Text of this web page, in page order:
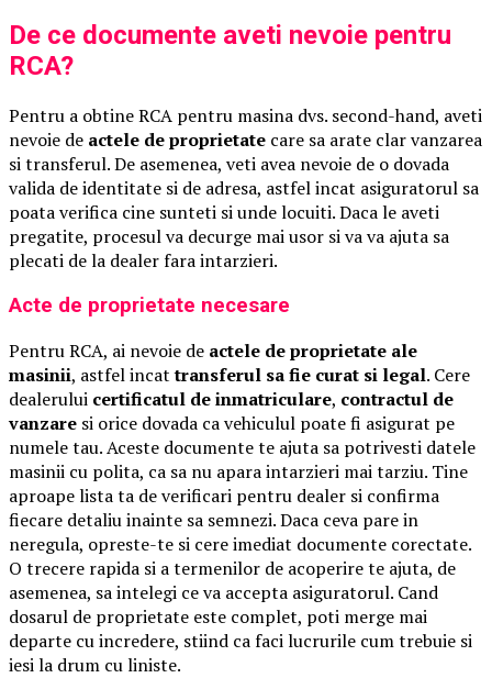
De ce documente aveti nevoie pentru
RCA?
Pentru a obtine RCA pentru masina dvs. second-hand, aveti
nevoie de actele de proprietate care sa arate clar vanzarea
si transferul. De asemenea, veti avea nevoie de o dovada
valida de identitate si de adresa, astfel incat asiguratorul sa
poata verifica cine sunteti si unde locuiti. Daca le aveti
pregatite, procesul va decurge mai usor si va va ajuta sa
plecati de la dealer fara intarzieri.
Acte de proprietate necesare
Pentru RCA, ai nevoie de actele de proprietate ale
masinii, astfel incattransferul sa fie curat si legal. Cere
dealerului certificatul de inmatriculare, contractul de
vanzare si orice dovada ca vehiculul poate fi asigurat pe
numele tau. Aceste documente te ajuta sa potrivesti datele
masinii cu polita, ca sa nu apara intarzieri mai tarziu. Tine
aproape lista ta de verificari pentru dealer si confirma
fiecare detaliu inainte sa semnezi. Daca ceva pare in
neregula, opreste-te si cere imediat documente corectate.
O trecere rapida si a termenilor de acoperire te ajuta, de
asemenea, sa intelegi ce va accepta asiguratorul. Cand
dosarul de proprietate este complet, poti merge mai
departe cu incredere, stiind ca faci lucrurile cum trebuie si
iesi la drum cu liniste.